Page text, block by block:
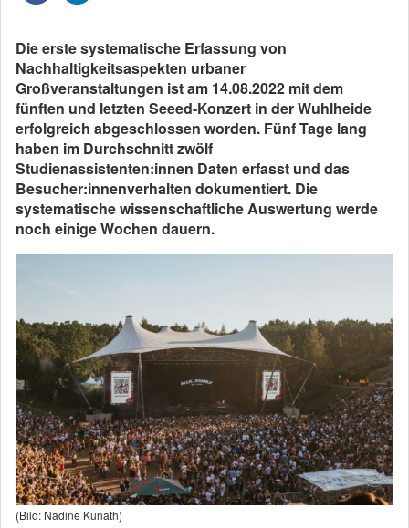
Die erste systematische Erfassung von
Nachhaltigkeitsaspekten urbaner
Großveranstaltungen ist am 14.08.2022 mit dem
fünften und letzten Seeed-Konzert in der Wuhlheide
erfolgreich abgeschlossen worden. Fünf Tage lang
haben im Durchschnitt zwölf
Studienassistenten:innen Daten erfasst und das
Besucher:innenverhalten dokumentiert. Die
systematische wissenschaftliche Auswertung werde
noch einige Wochen dauern.
(Bild: Nadine Kunath)